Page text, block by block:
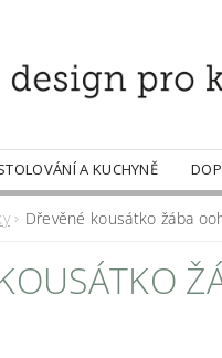
A KUCHYNĚ
DOBROTY
Dřevěné kousátko žába